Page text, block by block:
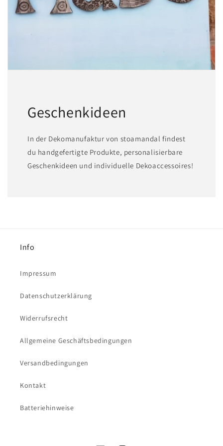
Geschenkideen
In der Dekomanufaktur von stoamandal findest
du handgefertigte Produkte, personalisierbare
Geschenkideen und individuelle Dekoaccessoires!
Info
Impressum
Datenschutzerklärung
Widerrufsrecht
Allgemeine Geschäftsbedingungen
Versandbedingungen
Kontakt
Batteriehinweise